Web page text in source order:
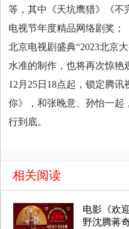
等，其中《天坑鹰猎》《不
电视节年度精品网络剧奖；
北京电视剧盛典“2023北京
水准的制作，也将再次惊艳
12月25日18点起，锁定腾
你》，和张晚意、孙怡一起
行到底。
相关阅读
电影《欢
野沈腾蒋